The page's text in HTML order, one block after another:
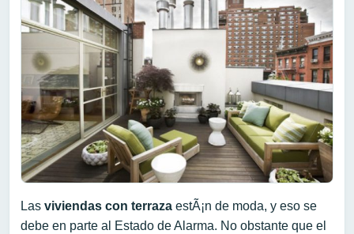
Las viviendas con terraza estÃ¡n de moda, y eso se
debe en parte al Estado de Alarma. No obstante que el